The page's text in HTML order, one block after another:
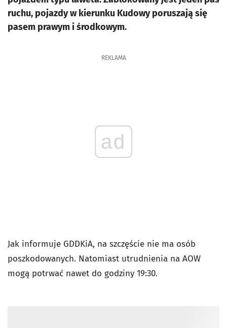
ruchu, pojazdy w kierunku Kudowy poruszają się
pasem prawym i środkowym.
REKLAMA
ad
Jak informuje GDDKiA, na szczęście nie ma osób
poszkodowanych. Natomiast utrudnienia na AOW
mogą potrwać nawet do godziny 19:30.